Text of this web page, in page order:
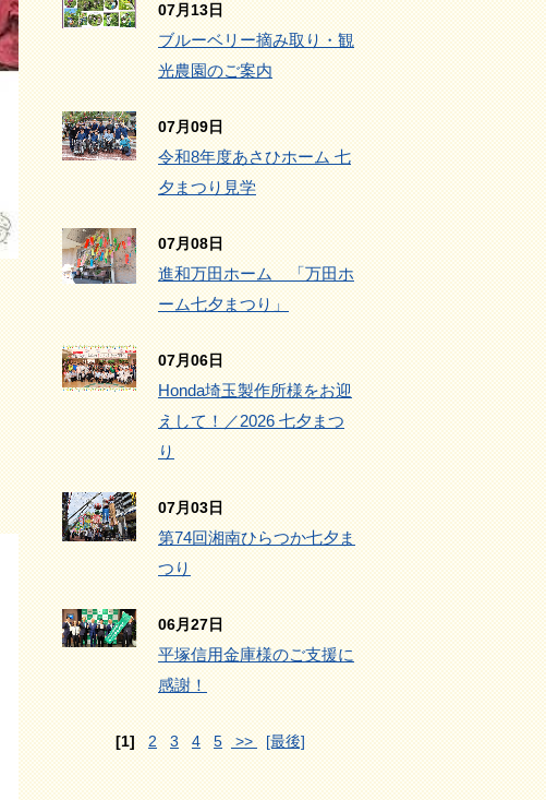
07月13日
ブルーベリー摘み取り・観
光農園のご案内
07月09日
令和8年度あさひホーム 七
夕まつり見学
07月08日
進和万田ホーム 「万田ホ
ーム七夕まつり」
07月06日
Honda埼玉製作所様をお迎
えして！／2026 七夕まつ
り
07月03日
第74回湘南ひらつか七夕ま
つり
06月27日
平塚信用金庫様のご支援に
感謝！
[1] 2 3 4 5 >> [最後]